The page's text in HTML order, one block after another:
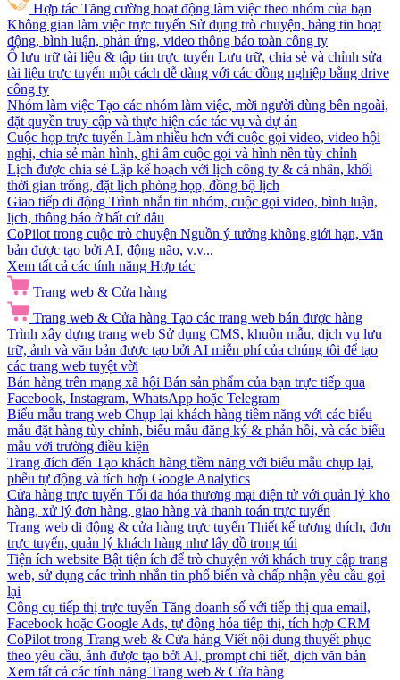
Hợp tác Tăng cường hoạt động làm việc theo nhóm của bạn
Không gian làm việc trực tuyến Sử dụng trò chuyện, bảng tin hoạt
động, bình luận, phản ứng, video thông báo toàn công ty
Ổ lưu trữ tài liệu & tập tin trực tuyến Lưu trữ, chia sẻ và chỉnh sửa
tài liệu trực tuyến một cách dễ dàng với các đồng nghiệp bằng drive
công ty
Nhóm làm việc Tạo các nhóm làm việc, mời người dùng bên ngoài,
đặt quyền truy cập và thực hiện các tác vụ và dự án
Cuộc họp trực tuyến Làm nhiều hơn với cuộc gọi video, video hội
nghị, chia sẻ màn hình, ghi âm cuộc gọi và hình nền tùy chỉnh
Lịch được chia sẻ Lập kế hoạch với lịch công ty & cá nhân, khối
thời gian trống, đặt lịch phòng họp, đồng bộ lịch
Giao tiếp di động Trình nhắn tin nhóm, cuộc gọi video, bình luận,
lịch, thông báo ở bất cứ đâu
CoPilot trong cuộc trò chuyện Nguồn ý tưởng không giới hạn, văn
bản được tạo bởi AI, động não, v.v...
Xem tất cả các tính năng Hợp tác
Trang web & Cửa hàng
Trang web & Cửa hàng Tạo các trang web bán được hàng
Trình xây dựng trang web Sử dụng CMS, khuôn mẫu, dịch vụ lưu
trữ, ảnh và văn bản được tạo bởi AI miễn phí của chúng tôi để tạo
các trang web tuyệt vời
Bán hàng trên mạng xã hội Bán sản phẩm của bạn trực tiếp qua
Facebook, Instagram, WhatsApp hoặc Telegram
Biểu mẫu trang web Chụp lại khách hàng tiềm năng với các biểu
mẫu đặt hàng tùy chỉnh, biểu mẫu đăng ký & phản hồi, và các biểu
mẫu với trường điều kiện
Trang đích đến Tạo khách hàng tiềm năng với biểu mẫu chụp lại,
phễu tự động và tích hợp Google Analytics
Cửa hàng trực tuyến Tối đa hóa thương mại điện tử với quản lý kho
hàng, xử lý đơn hàng, giao hàng và thanh toán trực tuyến
Trang web di động & cửa hàng trực tuyến Thiết kế tương thích, đơn
trực tuyến, quản lý khách hàng như lấy đồ trong túi
Tiện ích website Bật tiện ích để trò chuyện với khách truy cập trang
web, sử dụng các trình nhắn tin phổ biến và chấp nhận yêu cầu gọi
lại
Công cụ tiếp thị trực tuyến Tăng doanh số với tiếp thị qua email,
Facebook hoặc Google Ads, tự động hóa tiếp thị, tích hợp CRM
CoPilot trong Trang web & Cửa hàng Viết nội dung thuyết phục
theo yêu cầu, ảnh được tạo bởi AI, prompt chi tiết, dịch văn bản
Xem tất cả các tính năng Trang web & Cửa hàng